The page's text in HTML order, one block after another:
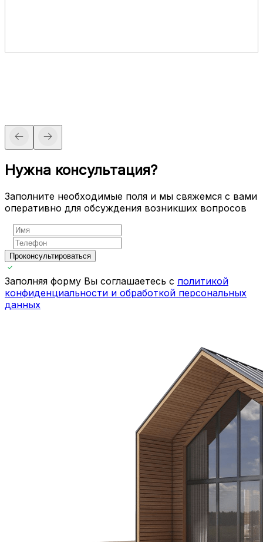
Нужна консультация?
Заполните необходимые поля и мы свяжемся с вами
оперативно для обсуждения возникших вопросов
Проконсультироваться
Заполняя форму Вы соглашаетесь с политикой
конфиденциальности и обработкой персональных
данных